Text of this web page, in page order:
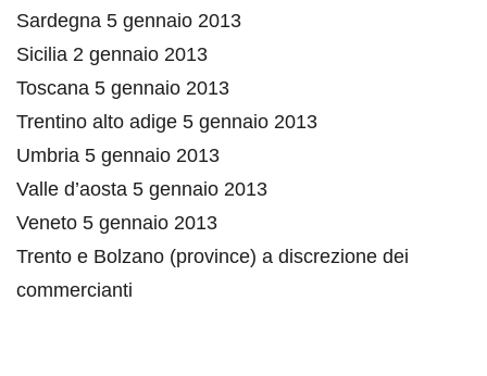
Sardegna 5 gennaio 2013
Sicilia 2 gennaio 2013
Toscana 5 gennaio 2013
Trentino alto adige 5 gennaio 2013
Umbria 5 gennaio 2013
Valle d’aosta 5 gennaio 2013
Veneto 5 gennaio 2013
Trento e Bolzano (province) a discrezione dei
commercianti